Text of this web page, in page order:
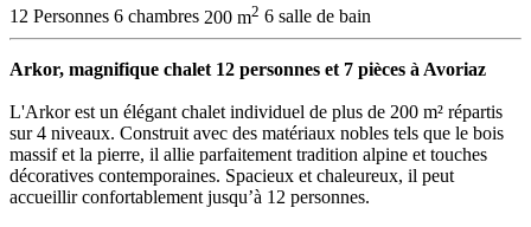
12 Personnes 6 chambres 200 m2 6 salle de bain
Arkor, magnifique chalet 12 personnes et 7 pièces à Avoriaz
L'Arkor est un élégant chalet individuel de plus de 200 m² répartis
sur 4 niveaux. Construit avec des matériaux nobles tels que le bois
massif et la pierre, il allie parfaitement tradition alpine et touches
décoratives contemporaines. Spacieux et chaleureux, il peut
accueillir confortablement jusqu’à 12 personnes.